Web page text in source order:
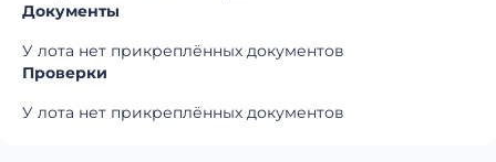
Документы
У лота нет прикреплённых документов
Проверки
У лота нет прикреплённых документов